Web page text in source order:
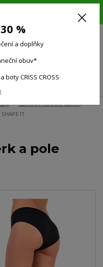
všechno oblečení a doplňky !!!
Kalhotky na pole dance,
IT
a pole
%
a doplňky
obuv*
CRISS CROSS